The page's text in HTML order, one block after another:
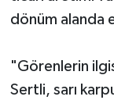
dönüm alanda
"Görenlerin
Sertli, sarı